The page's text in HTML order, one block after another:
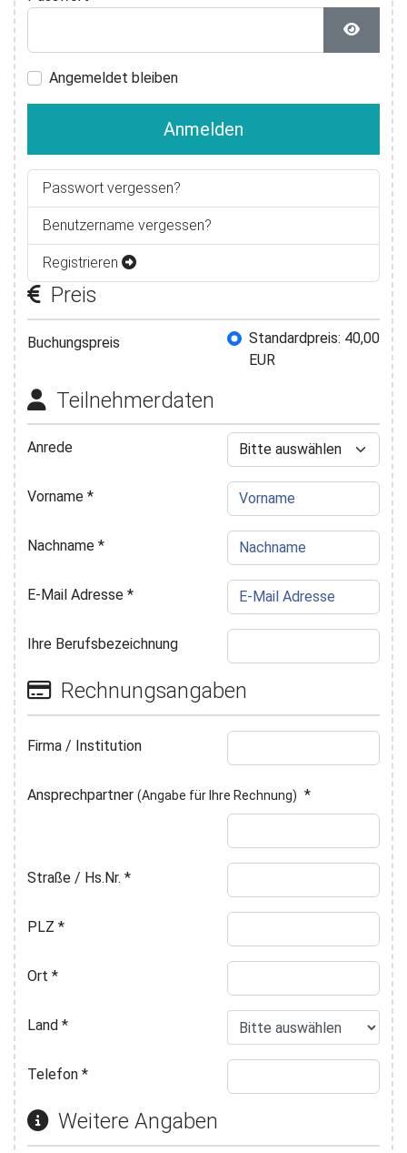
Angemeldet bleiben
Anmelden
Passwort vergessen?
Benutzername vergessen?
Registrieren
Preis
Buchungspreis Buchungspreis
Standardpreis: 40,00
EUR
Teilnehmerdaten
Anrede
Vorname*
Nachname*
E-Mail Adresse*
Ihre Berufsbezeichnung
Rechnungsangaben
Firma / Institution
Ansprechpartner (Angabe für Ihre Rechnung) *
Straße / Hs.Nr. *
PLZ *
Ort *
Land*
Telefon*
Weitere Angaben